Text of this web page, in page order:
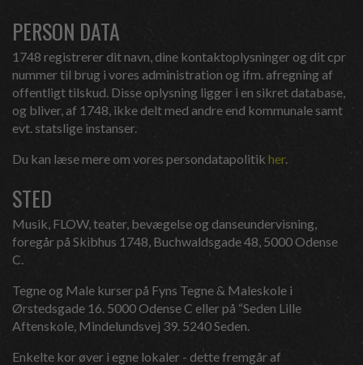
PERSON DATA
1748 registrerer dit navn, dine kontaktoplysninger og dit cpr
nummer til brug i vores administration og ifm. afregning af
offentligt tilskud. Disse oplysning ligger i en sikret database,
og bliver, af 1748, ikke delt med andre end kommunale samt
evt. statslige instanser.
Du kan læse mere om vores persondatapolitik her.
STED
Musik, FLOW, teater, bevægelse og danseundervisning,
foregår på Skibhus 1748, Buchwaldsgade 48, 5000 Odense
C.
Tegne og Male kurser på Fyns Tegne & Maleskole i
Ørstedsgade 16. 5000 Odense C eller på “Seden Lille
Aftenskole, Mindelundsvej 39. 5240 Seden.
Enkelte kor øver i egne lokaler - dette fremgår af